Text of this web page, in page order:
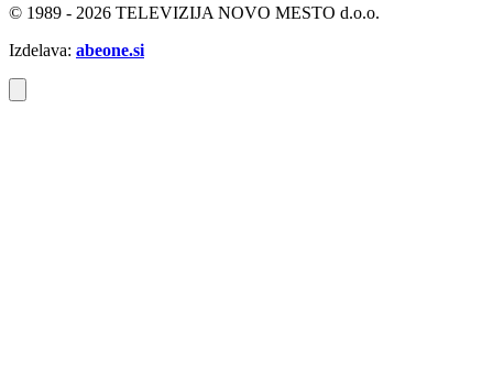
© 1989 - 2026 TELEVIZIJA NOVO MESTO d.o.o.
Izdelava: abeone.si